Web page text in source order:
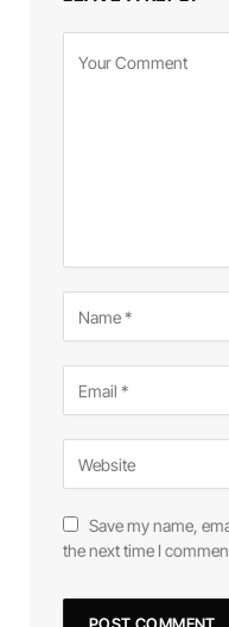
Save my name,
the next time I